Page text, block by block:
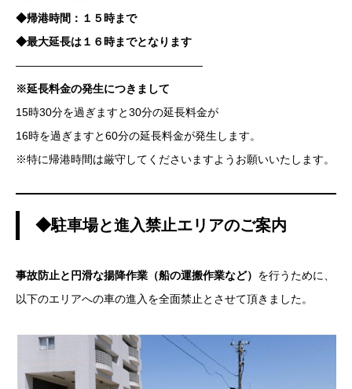
◆帰港時間：１５時まで
◆最大延長は１６時までとなります
—————————————————
※延長料金の発生につきまして
15時30分を過ぎますと30分の延長料金が
16時を過ぎますと60分の延長料金が発生します。
※特に帰港時間は厳守してくださいますようお願いいたします。
◆駐車場と進入禁止エリアのご案内
事故防止と円滑な揚降作業（船の運搬作業など） を行うために、
以下のエリアへの車の進入を全面禁止とさせて頂きました。